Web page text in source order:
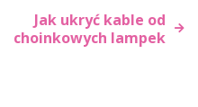
Jak ukryć kable od
choinkowych lampek